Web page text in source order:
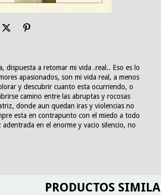
dispuesta a retomar mi vida .real.. Eso es lo
apasionados, son mi vida real, a menos
y descubrir cuanto esta ocurriendo, o
camino entre las abruptas y rocosas
donde aun quedan iras y violencias no
esta en contrapunto con el miedo a todo
en el enorme y vacio silencio, no
PRODUCTOS